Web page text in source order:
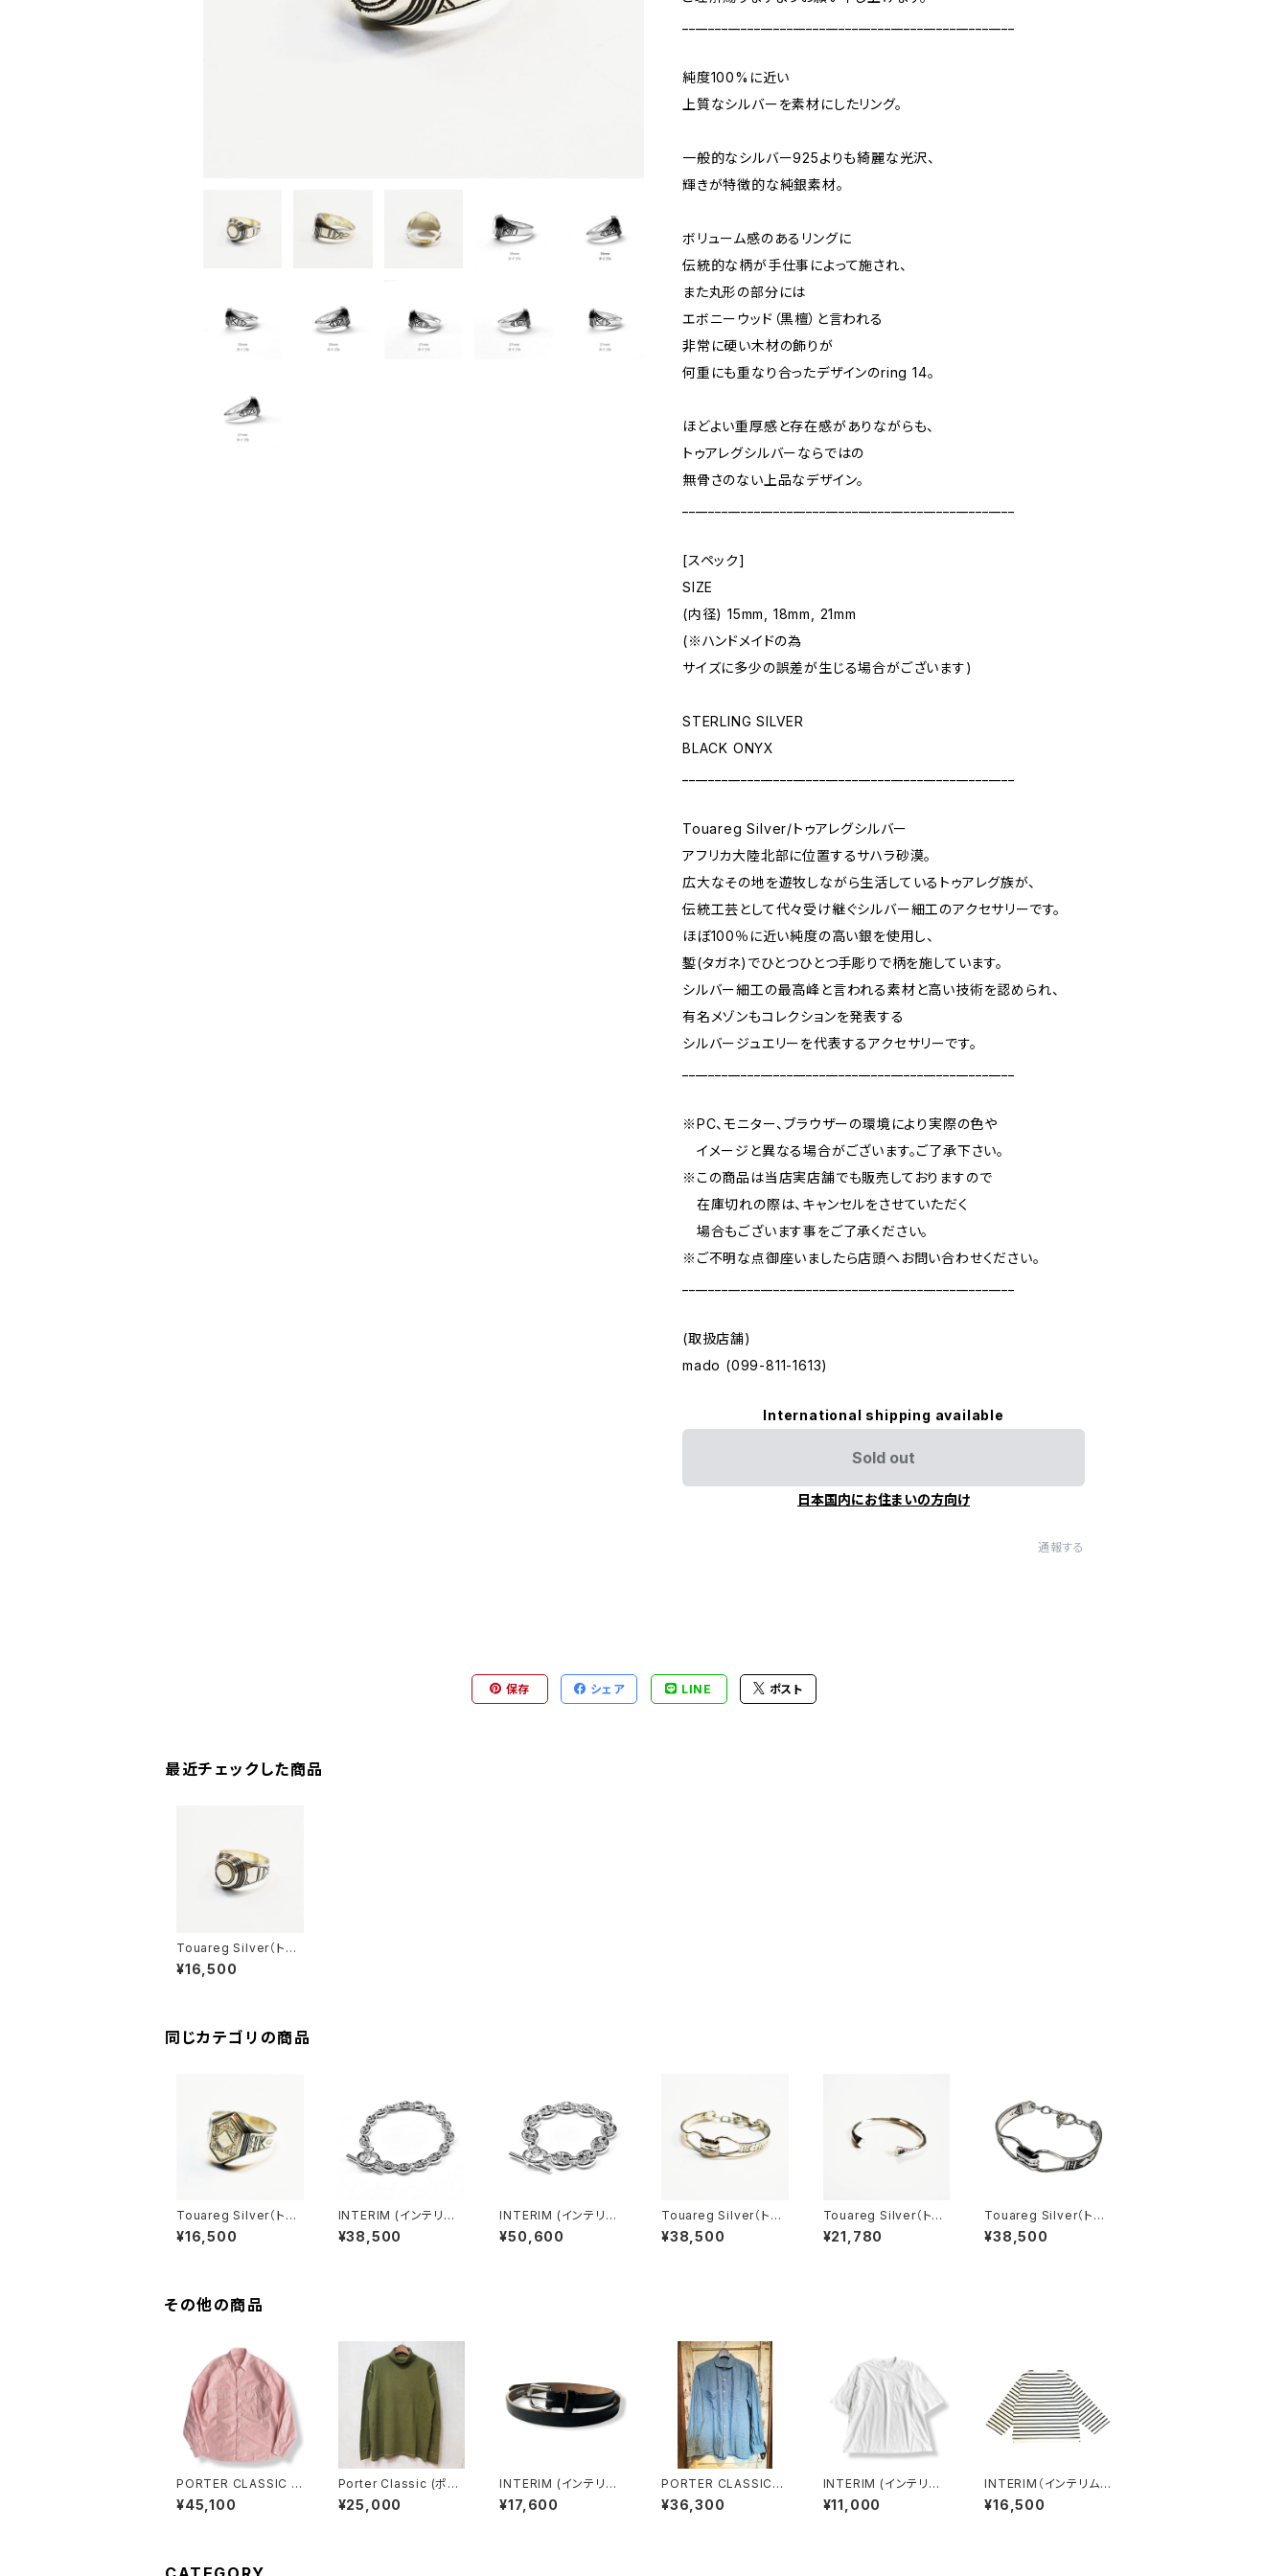
純度100%に近い
上質なシルバーを素材にしたリング。
一般的なシルバー925よりも綺麗な光沢、
輝きが特徴的な純銀素材。
ボリューム感のあるリングに
伝統的な柄が手仕事によって施され、
また丸形の部分には
エボニーウッド（黒檀）と言われる
非常に硬い木材の飾りが
何重にも重なり合ったデザインのring 14。
ほどよい重厚感と存在感がありながらも、
トゥアレグシルバーならではの
無骨さのない上品なデザイン。
[スペック]
SIZE
(内径) 15mm, 18mm, 21mm
(※ハンドメイドの為
サイズに多少の誤差が生じる場合がございます)
STERLING SILVER
BLACK ONYX
Touareg Silver/トゥアレグシルバー
アフリカ大陸北部に位置するサハラ砂漠。
広大なその地を遊牧しながら生活しているトゥアレグ族が、
伝統工芸として代々受け継ぐシルバー細工のアクセサリーです。
ほぼ100％に近い純度の高い銀を使用し、
鏨(タガネ)でひとつひとつ手彫りで柄を施しています。
シルバー細工の最高峰と言われる素材と高い技術を認められ、
有名メゾンもコレクションを発表する
シルバージュエリーを代表するアクセサリーです。
※PC、モニター、ブラウザーの環境により実際の色や
イメージと異なる場合がございます。ご了承下さい。
※この商品は当店実店舗でも販売しておりますので
在庫切れの際は、キャンセルをさせていただく
場合もございます事をご了承ください。
※ご不明な点御座いましたら店頭へお問い合わせください。
(取扱店舗)
mado (099-811-1613)
International shipping available
Sold out
日本国内にお住まいの方向け
通報する
保存 シェア LINE ポスト
最近チェックした商品
Touareg Silver（トゥ
アレグシルバー） ring 1
4
¥16,500
同じカテゴリの商品
Touareg Silver（トゥ
アレグシルバー） ring 1
5 リング 指輪
¥16,500
INTERIM (インテリム)
MARINA CHAIN T-B
AR BRACELET ITALI
¥38,500
INTERIM (インテリム)
MARINA CHAIN T-B
AR BRACELET ITALI
¥50,600
Touareg Silver（トゥ
アレグシルバー） bangl
e 25 バングル ブレスレ
¥38,500
Touareg Silver（トゥ
アレグシルバー） bangl
e 02
¥21,780
Touareg Silver（トゥ
アレグシルバー） bangl
e 25 - タイプC バング
¥38,500
その他の商品
PORTER CLASSIC (
ポータークラシック ) R
OLL UP TRAVELER'S
ピンク 全国送料無料
¥45,100
Porter Classic (ポー
タークラシック) HAND
WORK THERMAL T
¥25,000
INTERIM (インテリム)
20mm OAK BARK LE
ATHER BELT オーク
¥17,600
PORTER CLASSIC
(ポータークラシック) W
IDE POCKET SHIRT
¥36,300
INTERIM (インテリム)
SEA ISLAND TOMPK
INS LOOP JERSEY H
¥11,000
INTERIM（インテリム）
HYPER BIG SUVIN GI
ZA BORDER BASQU
¥16,500